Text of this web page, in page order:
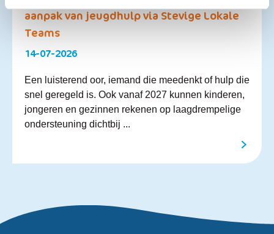
aanpak van jeugdhulp via Stevige Lokale
Teams
14-07-2026
Een luisterend oor, iemand die meedenkt of hulp die
snel geregeld is. Ook vanaf 2027 kunnen kinderen,
jongeren en gezinnen rekenen op laagdrempelige
ondersteuning dichtbij ...